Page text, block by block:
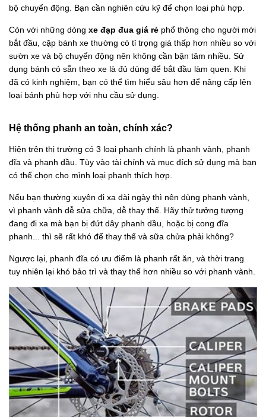
bộ chuyển động. Bạn cần nghiên cứu kỹ để chọn loại phù hợp.
Còn với những dòng xe đạp đua giá rẻ phổ thông cho người mới
bắt đầu, cặp bánh xe thường có tỉ trọng giá thấp hơn nhiều so với
sườn xe và bộ chuyển động nên không cần bận tâm nhiều. Sử
dụng bánh có sẵn theo xe là đủ dùng để bắt đầu làm quen. Khi
đã có kinh nghiệm, bạn có thể tìm hiểu sâu hơn để nâng cấp lên
loại bánh phù hợp với nhu cầu sử dụng.
Hệ thống phanh an toàn, chính xác?
Hiện trên thị trường có 3 loại phanh chính là phanh vành, phanh
đĩa và phanh dầu. Tùy vào tài chính và mục đích sử dụng mà bạn
có thể chọn cho mình loại phanh thích hợp.
Nếu bạn thường xuyên đi xa dài ngày thì nên dùng phanh vành,
vì phanh vành dễ sửa chữa, dễ thay thế. Hãy thử tưởng tượng
đang đi xa mà bạn bị đứt dây phanh dầu, hoặc bị cong đĩa
phanh... thì sẽ rất khó để thay thế và sữa chửa phải không?
Ngược lại, phanh đĩa có ưu điểm là phanh rất ăn, và thời trang
tuy nhiên lại khó bảo trì và thay thế hơn nhiều so với phanh vành.